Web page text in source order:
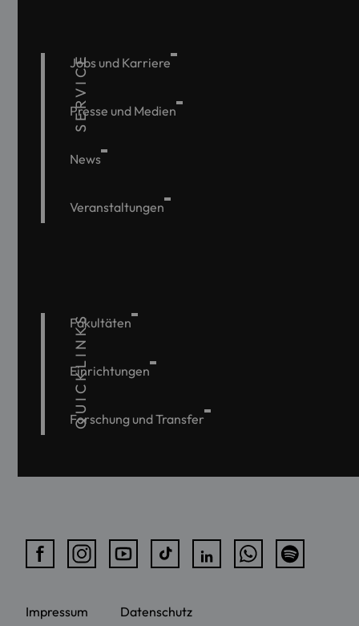
SERVICE
Jobs und Karriere
Presse und Medien
News
Veranstaltungen
QUICKLINKS
Fakultäten
Einrichtungen
Forschung und Transfer
Impressum Datenschutz